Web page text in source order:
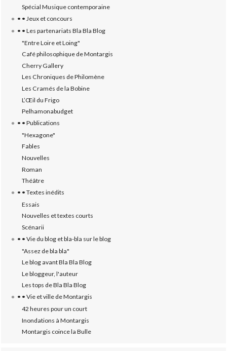
Spécial Musique contemporaine
• • Jeux et concours
• • Les partenariats Bla Bla Blog
"Entre Loire et Loing"
Café philosophique de Montargis
Cherry Gallery
Les Chroniques de Philomène
Les Cramés de la Bobine
L’‎Œil du Frigo
Pelhamonabudget
• • Publications
"Hexagone"
Fables
Nouvelles
Roman
Théâtre
• • Textes inédits
Essais
Nouvelles et textes courts
Scénarii
• • Vie du blog et bla-bla sur le blog
"Assez de bla bla"
Le blog avant Bla Bla Blog
Le bloggeur, l'auteur
Les tops de Bla Bla Blog
• • Vie et ville de Montargis
42 heures pour un court
Inondations à Montargis
Montargis coince la Bulle